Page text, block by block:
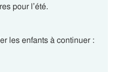
pour l’été.
les enfants à continuer :